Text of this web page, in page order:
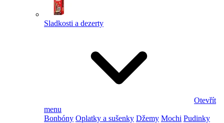
Sladkosti a dezerty
Otevřít
menu
Bonbóny Oplatky a sušenky Džemy Mochi Pudinky